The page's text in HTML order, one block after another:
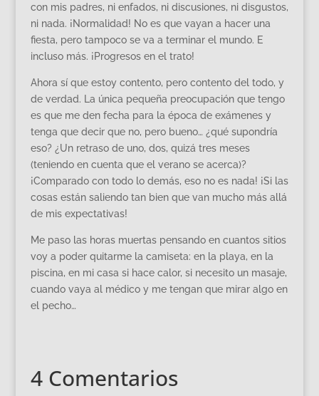
con mis padres, ni enfados, ni discusiones, ni disgustos,
ni nada. ¡Normalidad! No es que vayan a hacer una
fiesta, pero tampoco se va a terminar el mundo. E
incluso más. ¡Progresos en el trato!
Ahora sí que estoy contento, pero contento del todo, y
de verdad. La única pequeña preocupación que tengo
es que me den fecha para la época de exámenes y
tenga que decir que no, pero bueno… ¿qué supondría
eso? ¿Un retraso de uno, dos, quizá tres meses
(teniendo en cuenta que el verano se acerca)?
¡Comparado con todo lo demás, eso no es nada! ¡Si las
cosas están saliendo tan bien que van mucho más allá
de mis expectativas!
Me paso las horas muertas pensando en cuantos sitios
voy a poder quitarme la camiseta: en la playa, en la
piscina, en mi casa si hace calor, si necesito un masaje,
cuando vaya al médico y me tengan que mirar algo en
el pecho…
4 Comentarios